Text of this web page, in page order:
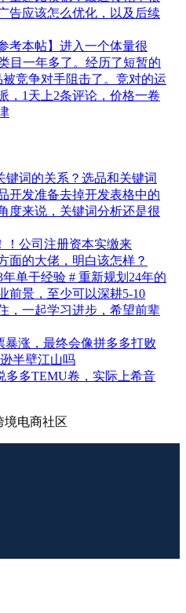
告应该怎么优化，以及后续
考本帖】进入一个体量很
目一年多了。经历了短暂的
竞争对手阻击了。竞对的运
，1天上2条评论，价格一卷
键词的关系？选品和关键词
开发准备去掉开发表格中的
度来说，关键词分析还是很
！公司注册资本实缴来
面的大佬，明白该怎样？
单干经验 # 重新规划24年的
前景，至少可以深耕5-10
，一起学习进步，希望前辈
暴涨，最终会像拼多多打败
半壁江山吗
多多TEMU卷，实际上希音
境电商社区